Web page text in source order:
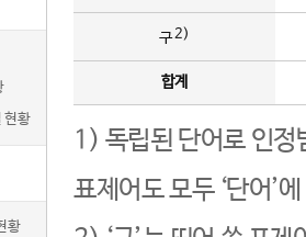
현황
황
구2)
합계
1) 독립된 단어로 인정
표제어도 모두 ‘단어’